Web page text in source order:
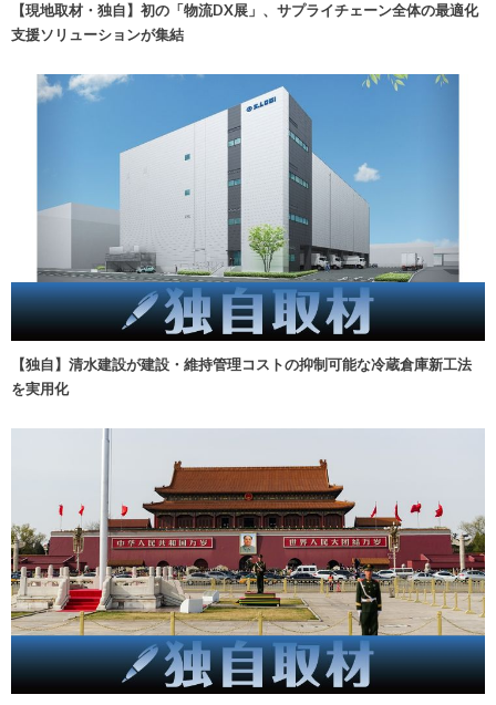
【現地取材・独自】初の「物流DX展」、サプライチェーン全体の最適化
支援ソリューションが集結
【独自】清水建設が建設・維持管理コストの抑制可能な冷蔵倉庫新工法
を実用化